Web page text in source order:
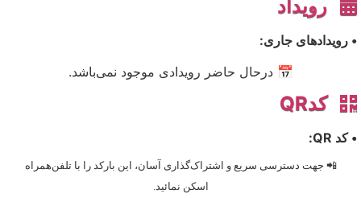
رویداد
• رویدادهای جاری:
📅 درحال حاضر رویدادی موجود نمی‌باشد.
کدQR
• کد QR:
📲 جهت دسترسی سریع و اشتراک‌گذاری آسان، این بارکد را با تلفن‌همراه
اسکن نمائید.